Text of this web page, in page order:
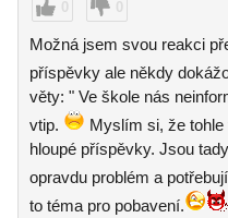
0 0
Možná jsem svou reakci
příspěvky ale někdy
věty: " Ve škole nás
vtip.
Myslím si, že
hloupé příspěvky. Jsou
opravdu problém a
to téma pro pobavení.